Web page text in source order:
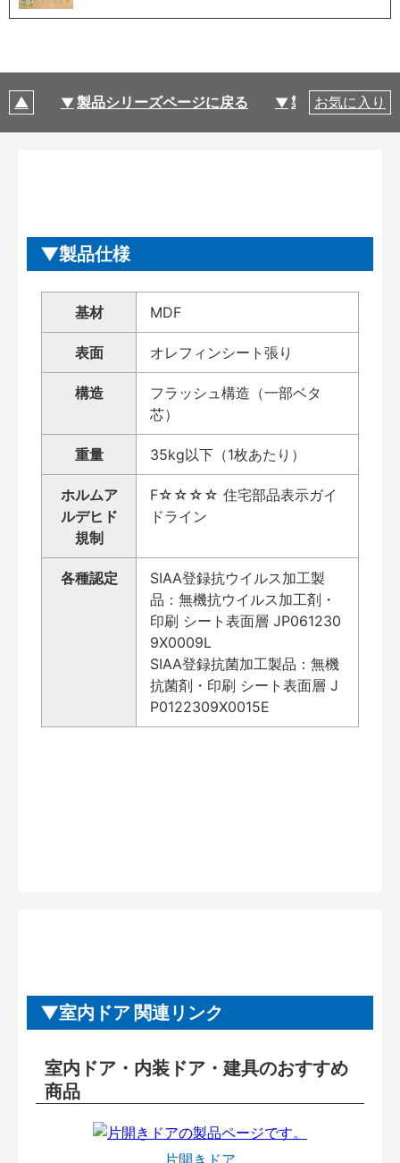
製品シリーズページに戻る 製品仕様
お気に入り
製品仕様
基材 MDF
表面 オレフィンシート張り
構造
フラッシュ構造（一部ベタ
芯）
重量 35kg以下（1枚あたり）
ホルムア
ルデヒド
規制
F☆☆☆☆ 住宅部品表示ガイ
ドライン
各種認定
SIAA登録抗ウイルス加工製
品：無機抗ウイルス加工剤・
印刷 シート表面層 JP061230
9X0009L
SIAA登録抗菌加工製品：無機
抗菌剤・印刷 シート表面層 J
P0122309X0015E
室内ドア 関連リンク
室内ドア・内装ドア・建具のおすすめ
商品